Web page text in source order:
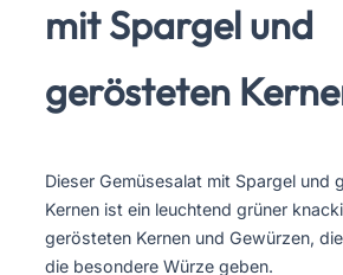
mit Spargel und
gerösteten
Dieser Gemüsesalat mit Spargel und
Kernen ist ein leuchtend grüner
gerösteten Kernen und Gewürzen,
die besondere Würze geben.